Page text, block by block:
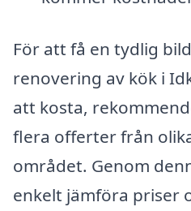
För att få en tydlig
renovering av kök i
att kosta,
flera offerter från
området. Genom
enkelt jämföra priser